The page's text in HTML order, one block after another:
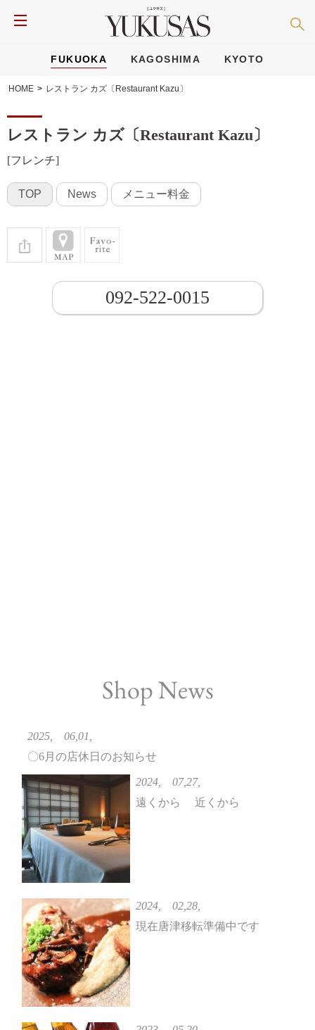
FUKUOKA KAGOSHIMA KYOTO
HOME > レストラン カズ〔Restaurant Kazu〕
レストラン カズ〔Restaurant Kazu〕
[フレンチ]
TOP News メニュー料金
092-522-0015
Shop News
2025, 06,01,
〇6月の店休日のお知らせ
2024, 07,27,
遠くから 近くから
2024, 02,28,
現在唐津移転準備中です